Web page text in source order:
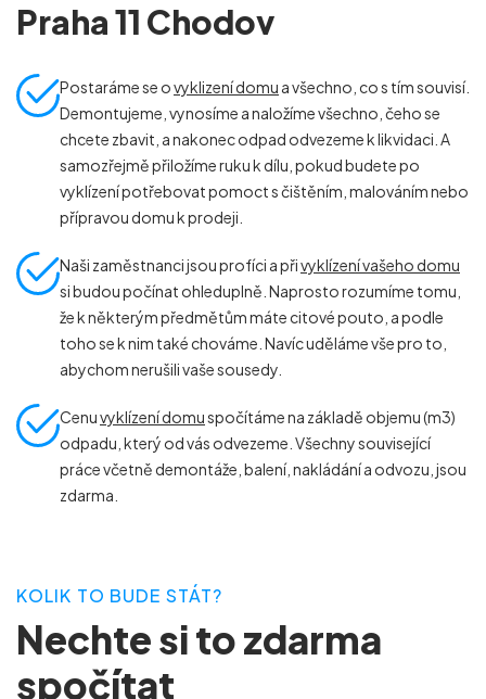
Praha 11 Chodov
Postaráme se ovyklizení domu a všechno, co s tím souvisí.
Demontujeme, vynosíme a naložíme všechno, čeho se
chcete zbavit, a nakonec odpad odvezeme k likvidaci. A
samozřejmě přiložíme ruku k dílu, pokud budete po
vyklízení potřebovat pomoct s čištěním, malováním nebo
přípravou domu k prodeji.
Naši zaměstnanci jsou profíci a přivyklízení vašeho domu
si budou počínat ohleduplně. Naprosto rozumíme tomu,
že k některým předmětům máte citové pouto, a podle
toho se k nim také chováme. Navíc uděláme vše pro to,
abychom nerušili vaše sousedy.
Cenuvyklízení domuspočítáme na základě objemu (m3)
odpadu, který od vás odvezeme. Všechny související
práce včetně demontáže, balení, nakládání a odvozu, jsou
zdarma.
KOLIK TO BUDE STÁT?
Nechte si to zdarma
spočítat